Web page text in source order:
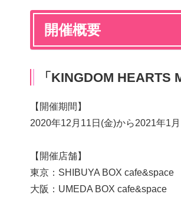
開催概要
「 KINGDOM HEARTS
【開催期間】
2020年12月11日(金)から2021年1
【開催店舗】
東京：SHIBUYA BOX cafe&space
大阪：UMEDA BOX cafe&space